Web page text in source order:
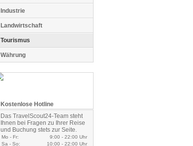
Industrie
Landwirtschaft
Tourismus
Währung
Kostenlose Hotline
Das TravelScout24-Team steht
Ihnen bei Fragen zu Ihrer Reise
und Buchung stets zur Seite.
Mo - Fr:
9:00 - 22:00 Uhr
Sa - So:
10:00 - 22:00 Uhr